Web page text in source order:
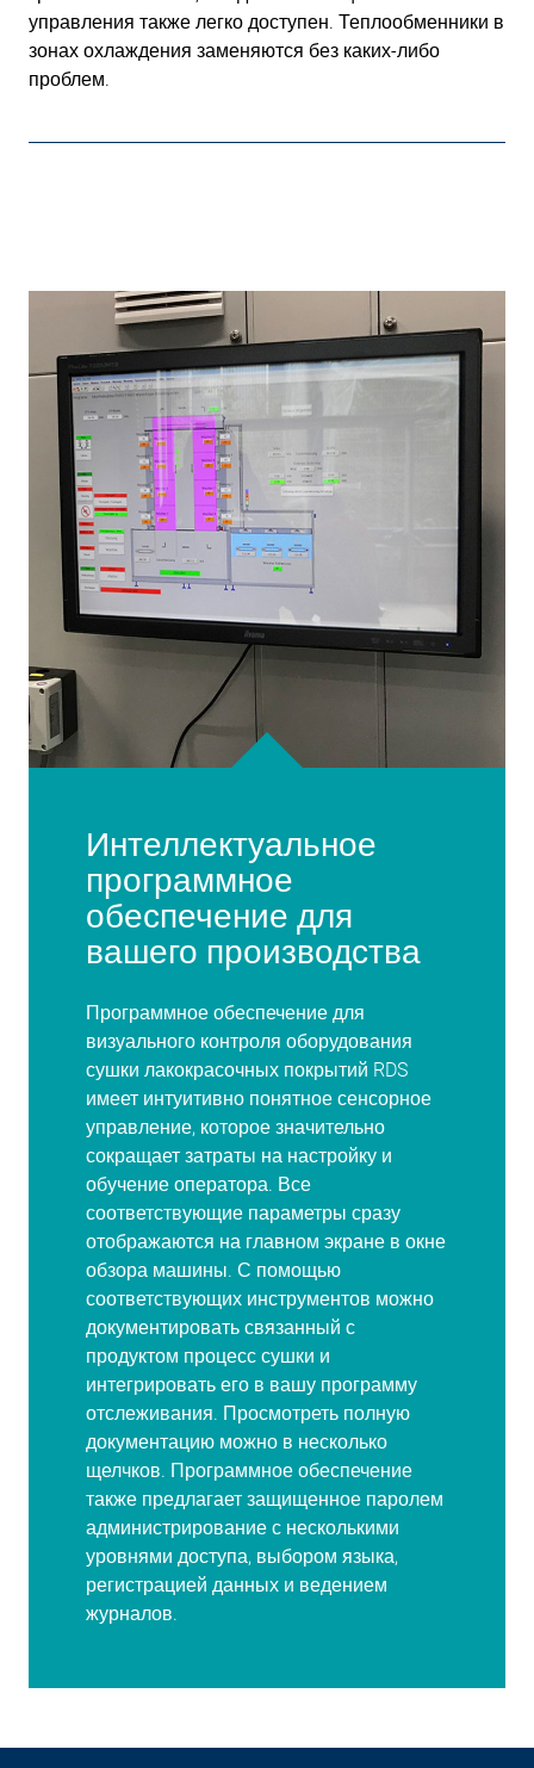
управления также легко доступен. Теплообменники в
зонах охлаждения заменяются без каких-либо
проблем.
Интеллектуальное
программное
обеспечение для
вашего производства
Программное обеспечение для
визуального контроля оборудования
сушки лакокрасочных покрытий RDS
имеет интуитивно понятное сенсорное
управление, которое значительно
сокращает затраты на настройку и
обучение оператора. Все
соответствующие параметры сразу
отображаются на главном экране в окне
обзора машины. С помощью
соответствующих инструментов можно
документировать связанный с
продуктом процесс сушки и
интегрировать его в вашу программу
отслеживания. Просмотреть полную
документацию можно в несколько
щелчков. Программное обеспечение
также предлагает защищенное паролем
администрирование с несколькими
уровнями доступа, выбором языка,
регистрацией данных и ведением
журналов.